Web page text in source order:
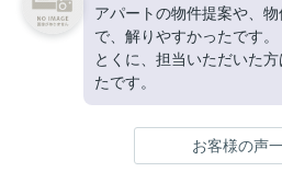
アパートの物件提案や、
で、解りやすかったです。
とくに、担当いただいた
たです。
お客様の声